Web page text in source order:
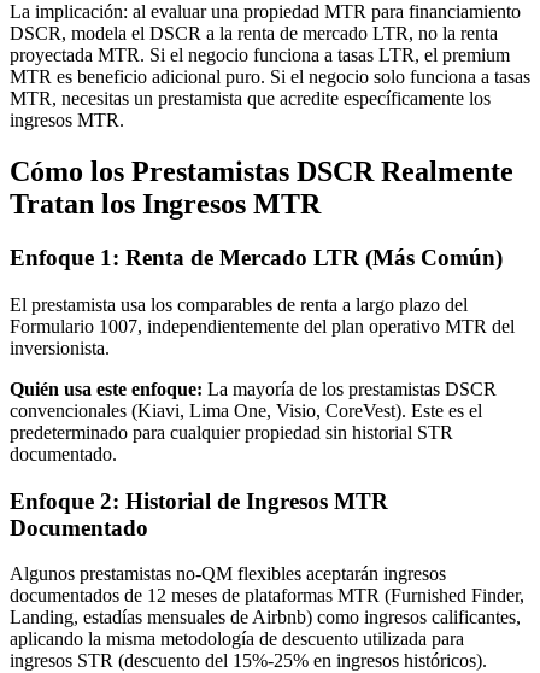
La implicación: al evaluar una propiedad MTR para financiamiento
DSCR, modela el DSCR a la renta de mercado LTR, no la renta
proyectada MTR. Si el negocio funciona a tasas LTR, el premium
MTR es beneficio adicional puro. Si el negocio solo funciona a tasas
MTR, necesitas un prestamista que acredite específicamente los
ingresos MTR.
Cómo los Prestamistas DSCR Realmente
Tratan los Ingresos MTR
Enfoque 1: Renta de Mercado LTR (Más Común)
El prestamista usa los comparables de renta a largo plazo del
Formulario 1007, independientemente del plan operativo MTR del
inversionista.
Quién usa este enfoque: La mayoría de los prestamistas DSCR
convencionales (Kiavi, Lima One, Visio, CoreVest). Este es el
predeterminado para cualquier propiedad sin historial STR
documentado.
Enfoque 2: Historial de Ingresos MTR
Documentado
Algunos prestamistas no-QM flexibles aceptarán ingresos
documentados de 12 meses de plataformas MTR (Furnished Finder,
Landing, estadías mensuales de Airbnb) como ingresos calificantes,
aplicando la misma metodología de descuento utilizada para
ingresos STR (descuento del 15%-25% en ingresos históricos).